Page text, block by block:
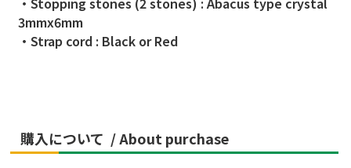
3mmx6mm
・Strap cord : Black or Red
購入について /About purchase